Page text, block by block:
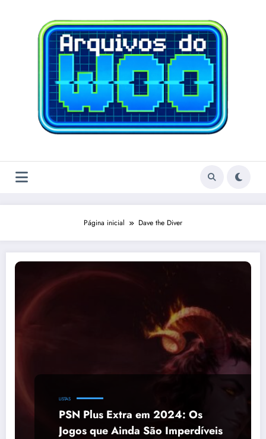
Página inicial Dave the Diver
LISTAS
PSN Plus Extra em 2024: Os
Jogos que Ainda São Imperdíveis